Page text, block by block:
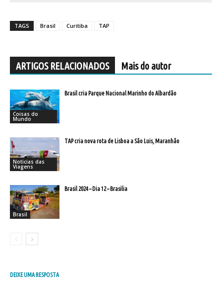
TAGS Brasil Curitiba TAP
ARTIGOS RELACIONADOS Mais do autor
Coisas do
Mundo
Brasil cria Parque Nacional Marinho do Albardão
Noticias das
Viagens
TAP cria nova rota de Lisboa a São Luis, Maranhão
Brasil
Brasil 2024 – Dia 12 – Brasilia
DEIXE UMA RESPOSTA